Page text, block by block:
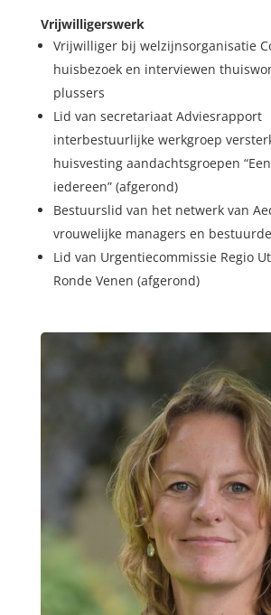
Vrijwilligerswerk
Vrijwilliger bij welzijnsorganisatie
huisbezoek en interviewen
plussers
Lid van secretariaat Adviesrapport
interbestuurlijke werkgroep
huisvesting aandachtsgroepen
iedereen” (afgerond)
Bestuurslid van het netwerk van
vrouwelijke managers en
Lid van Urgentiecommissie Regio
Ronde Venen (afgerond)